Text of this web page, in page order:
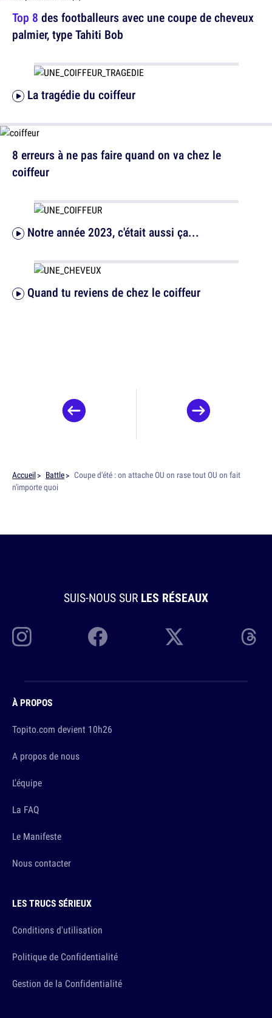
La tragédie du coiffeur
Quand tu reviens de chez le coiffeur
Top 8 des footballeurs avec une coupe de cheveux
palmier, type Tahiti Bob
8 erreurs à ne pas faire quand on va chez le
coiffeur
Notre année 2023, c'était aussi ça...
Accueil Battle
Coupe d'été : on attache OU on rase tout OU on fait
n'importe quoi
SUIS-NOUS SUR LES RÉSEAUX
À PROPOS
Topito.com devient 10h26
A propos de nous
L'équipe
La FAQ
Le Manifeste
Nous contacter
LES TRUCS SÉRIEUX
Conditions d'utilisation
Politique de Confidentialité
Gestion de la Confidentialité